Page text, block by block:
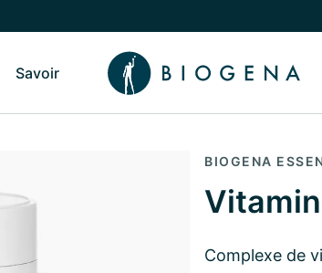
vers le sous-menu Qui sommes-nous
Savoir Basculer vers le sous-menu Savoir
BIOGENA
Complexe de